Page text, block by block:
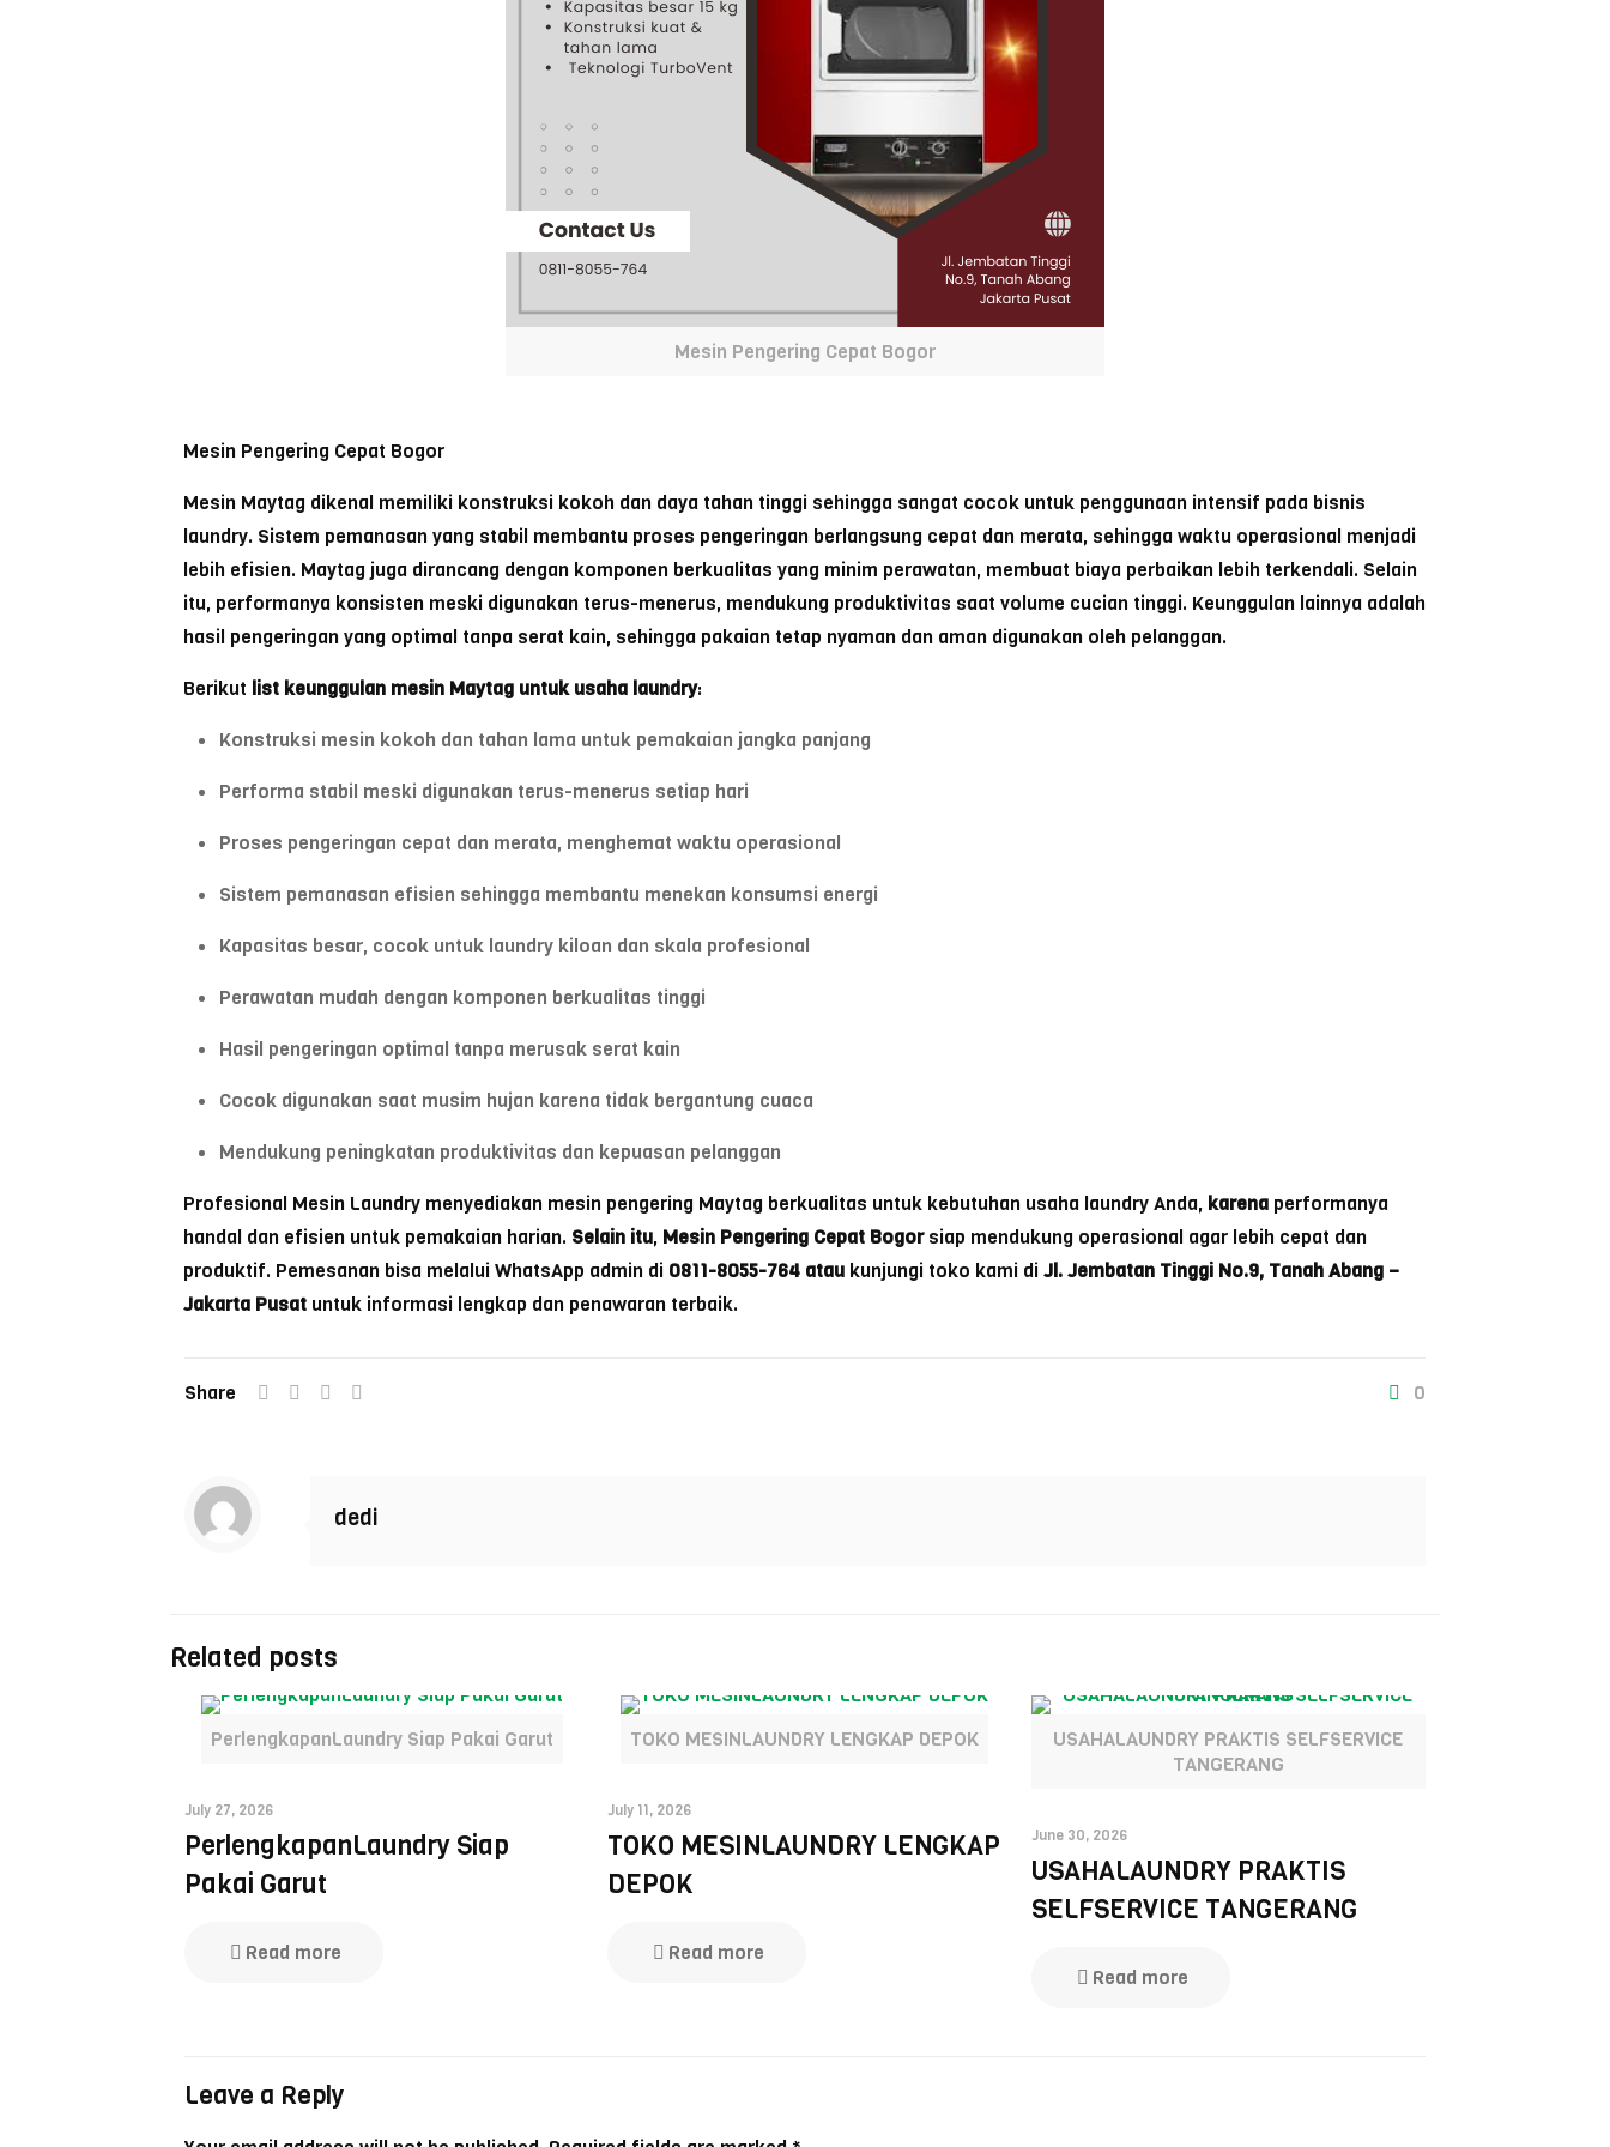
Mesin Pengering Cepat Bogor
Mesin Pengering Cepat Bogor
Mesin Maytag dikenal memiliki konstruksi kokoh dan daya tahan tinggi sehingga sangat cocok untuk penggunaan intensif pada bisnis
laundry. Sistem pemanasan yang stabil membantu proses pengeringan berlangsung cepat dan merata, sehingga waktu operasional menjadi
lebih efisien. Maytag juga dirancang dengan komponen berkualitas yang minim perawatan, membuat biaya perbaikan lebih terkendali. Selain
itu, performanya konsisten meski digunakan terus-menerus, mendukung produktivitas saat volume cucian tinggi. Keunggulan lainnya adalah
hasil pengeringan yang optimal tanpa serat kain, sehingga pakaian tetap nyaman dan aman digunakan oleh pelanggan.
Berikut list keunggulan mesin Maytag untuk usaha laundry:
Konstruksi mesin kokoh dan tahan lama untuk pemakaian jangka panjang
Performa stabil meski digunakan terus-menerus setiap hari
Proses pengeringan cepat dan merata, menghemat waktu operasional
Sistem pemanasan efisien sehingga membantu menekan konsumsi energi
Kapasitas besar, cocok untuk laundry kiloan dan skala profesional
Perawatan mudah dengan komponen berkualitas tinggi
Hasil pengeringan optimal tanpa merusak serat kain
Cocok digunakan saat musim hujan karena tidak bergantung cuaca
Mendukung peningkatan produktivitas dan kepuasan pelanggan
Profesional Mesin Laundry menyediakan mesin pengering Maytag berkualitas untuk kebutuhan usaha laundry Anda, karenaperformanya
handal dan efisien untuk pemakaian harian. Selain itu, Mesin Pengering Cepat Bogorsiap mendukung operasional agar lebih cepat dan
produktif. Pemesanan bisa melalui WhatsApp admin di 0811-8055-764 ataukunjungi toko kami di Jl. Jembatan Tinggi No.9, Tanah Abang –
Jakarta Pusatuntuk informasi lengkap dan penawaran terbaik.
Share 0
dedi
Related posts
PerlengkapanLaundry Siap Pakai Garut
July 27, 2026
PerlengkapanLaundry Siap
Pakai Garut
Read more
TOKO MESINLAUNDRY LENGKAP DEPOK
July 11, 2026
TOKO MESINLAUNDRY LENGKAP
DEPOK
Read more
USAHALAUNDRY PRAKTIS SELFSERVICE
TANGERANG
June 30, 2026
USAHALAUNDRY PRAKTIS
SELFSERVICE TANGERANG
Read more
Leave a Reply